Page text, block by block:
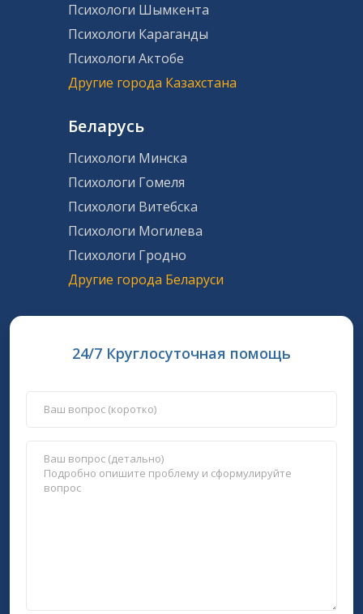
Психологи Шымкента
Психологи Караганды
Психологи Актобе
Другие города Казахстана
Беларусь
Психологи Минска
Психологи Гомеля
Психологи Витебска
Психологи Могилева
Психологи Гродно
Другие города Беларуси
24/7 Круглосуточная помощь